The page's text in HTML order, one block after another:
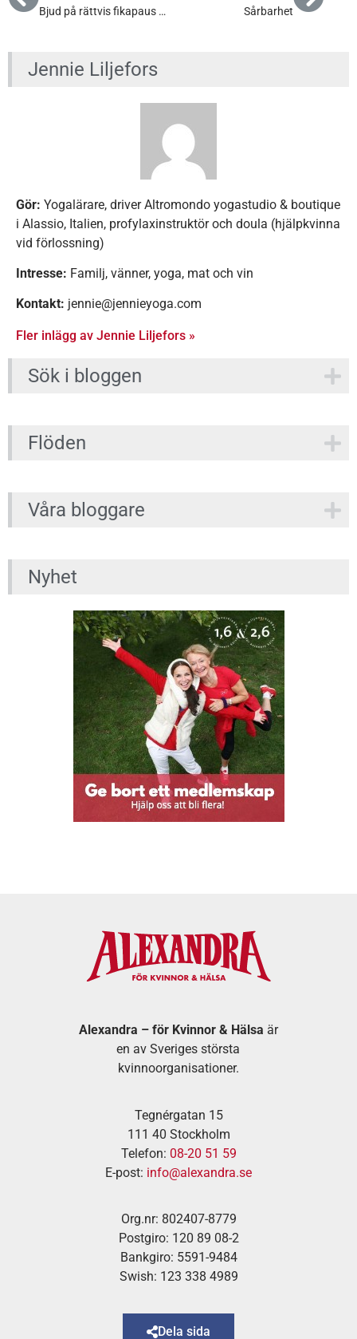
Bjud på rättvis fikapaus 20 oktober! Sårbarhet
Jennie Liljefors
Gör: Yogalärare, driver Altromondo yogastudio & boutique
i Alassio, Italien, profylaxinstruktör och doula (hjälpkvinna
vid förlossning)
Intresse: Familj, vänner, yoga, mat och vin
Kontakt: jennie@jennieyoga.com
Fler inlägg av Jennie Liljefors »
Sök i bloggen
Flöden
Våra bloggare
Nyhet
Alexandra – för Kvinnor & Hälsa är
en av Sveriges största
kvinnoorganisationer.
Tegnérgatan 15
111 40 Stockholm
Telefon: 08-20 51 59
E-post: info@alexandra.se
Org.nr: 802407-8779
Postgiro: 120 89 08-2
Bankgiro: 5591-9484
Swish: 123 338 4989
Dela sida